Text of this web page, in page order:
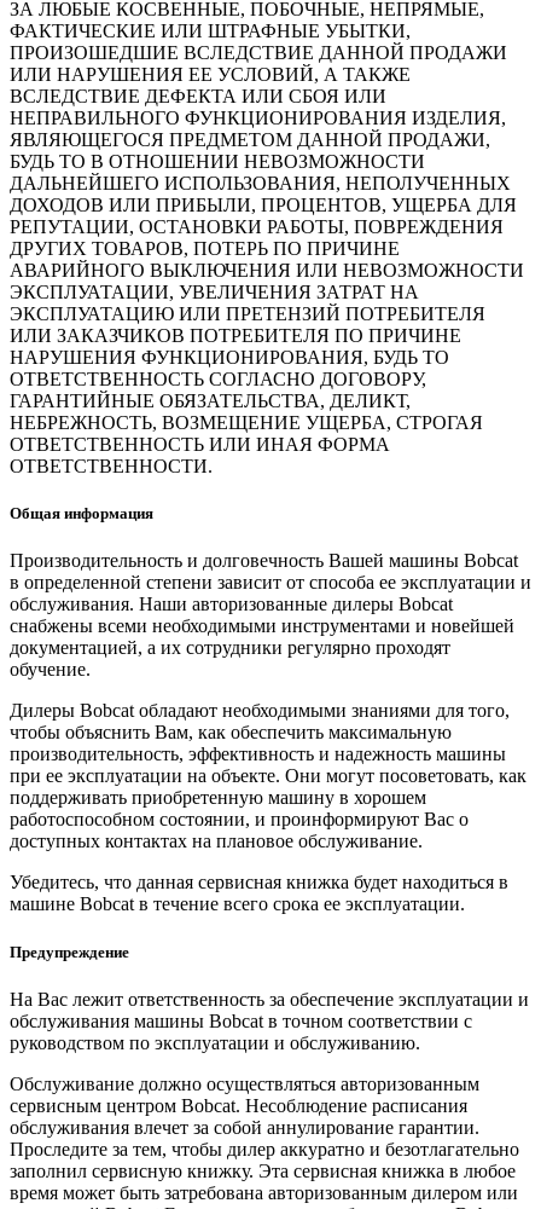
ЗА ЛЮБЫЕ КОСВЕННЫЕ, ПОБОЧНЫЕ, НЕПРЯМЫЕ,
ФАКТИЧЕСКИЕ ИЛИ ШТРАФНЫЕ УБЫТКИ,
ПРОИЗОШЕДШИЕ ВСЛЕДСТВИЕ ДАННОЙ ПРОДАЖИ
ИЛИ НАРУШЕНИЯ ЕЕ УСЛОВИЙ, А ТАКЖЕ
ВСЛЕДСТВИЕ ДЕФЕКТА ИЛИ СБОЯ ИЛИ
НЕПРАВИЛЬНОГО ФУНКЦИОНИРОВАНИЯ ИЗДЕЛИЯ,
ЯВЛЯЮЩЕГОСЯ ПРЕДМЕТОМ ДАННОЙ ПРОДАЖИ,
БУДЬ ТО В ОТНОШЕНИИ НЕВОЗМОЖНОСТИ
ДАЛЬНЕЙШЕГО ИСПОЛЬЗОВАНИЯ, НЕПОЛУЧЕННЫХ
ДОХОДОВ ИЛИ ПРИБЫЛИ, ПРОЦЕНТОВ, УЩЕРБА ДЛЯ
РЕПУТАЦИИ, ОСТАНОВКИ РАБОТЫ, ПОВРЕЖДЕНИЯ
ДРУГИХ ТОВАРОВ, ПОТЕРЬ ПО ПРИЧИНЕ
АВАРИЙНОГО ВЫКЛЮЧЕНИЯ ИЛИ НЕВОЗМОЖНОСТИ
ЭКСПЛУАТАЦИИ, УВЕЛИЧЕНИЯ ЗАТРАТ НА
ЭКСПЛУАТАЦИЮ ИЛИ ПРЕТЕНЗИЙ ПОТРЕБИТЕЛЯ
ИЛИ ЗАКАЗЧИКОВ ПОТРЕБИТЕЛЯ ПО ПРИЧИНЕ
НАРУШЕНИЯ ФУНКЦИОНИРОВАНИЯ, БУДЬ ТО
ОТВЕТСТВЕННОСТЬ СОГЛАСНО ДОГОВОРУ,
ГАРАНТИЙНЫЕ ОБЯЗАТЕЛЬСТВА, ДЕЛИКТ,
НЕБРЕЖНОСТЬ, ВОЗМЕЩЕНИЕ УЩЕРБА, СТРОГАЯ
ОТВЕТСТВЕННОСТЬ ИЛИ ИНАЯ ФОРМА
ОТВЕТСТВЕННОСТИ.
Общая информация
Производительность и долговечность Вашей машины Bobcat
в определенной степени зависит от способа ее эксплуатации и
обслуживания. Наши авторизованные дилеры Bobcat
снабжены всеми необходимыми инструментами и новейшей
документацией, а их сотрудники регулярно проходят
обучение.
Дилеры Bobcat обладают необходимыми знаниями для того,
чтобы объяснить Вам, как обеспечить максимальную
производительность, эффективность и надежность машины
при ее эксплуатации на объекте. Они могут посоветовать, как
поддерживать приобретенную машину в хорошем
работоспособном состоянии, и проинформируют Вас о
доступных контактах на плановое обслуживание.
Убедитесь, что данная сервисная книжка будет находиться в
машине Bobcat в течение всего срока ее эксплуатации.
Предупреждение
На Вас лежит ответственность за обеспечение эксплуатации и
обслуживания машины Bobcat в точном соответствии с
руководством по эксплуатации и обслуживанию.
Обслуживание должно осуществляться авторизованным
сервисным центром Bobcat. Несоблюдение расписания
обслуживания влечет за собой аннулирование гарантии.
Проследите за тем, чтобы дилер аккуратно и безотлагательно
заполнил сервисную книжку. Эта сервисная книжка в любое
время может быть затребована авторизованным дилером или